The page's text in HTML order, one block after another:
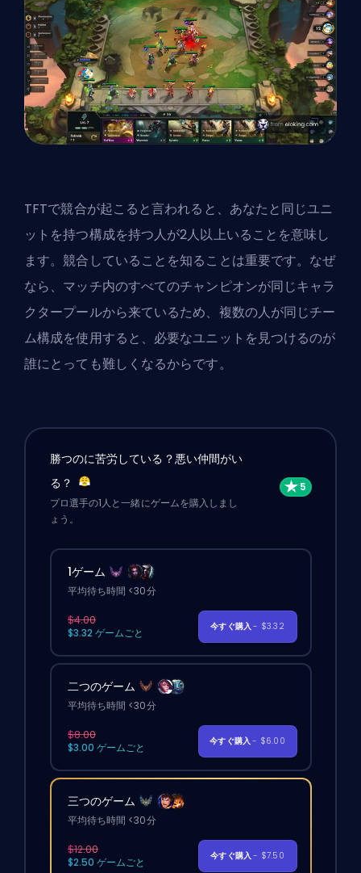
TFTで競合が起こると言われると、あなたと同じユニ
ットを持つ構成を持つ人が2人以上いることを意味し
ます。競合していることを知ることは重要です。なぜ
なら、マッチ内のすべてのチャンピオンが同じキャラ
クタープールから来ているため、複数の人が同じチー
ム構成を使用すると、必要なユニットを見つけるのが
誰にとっても難しくなるからです。
勝つのに苦労している？悪い仲間がい
る？
プロ選手の1人と一緒にゲームを購入しまし
ょう。
1ゲーム
平均待ち時間 <30分
$4.00
$3.32 ゲームごと
今すぐ購入- $3.32
二つのゲーム
平均待ち時間 <30分
$8.00
$3.00 ゲームごと
今すぐ購入- $6.00
三つのゲーム
平均待ち時間 <30分
$12.00
$2.50 ゲームごと
今すぐ購入- $7.50